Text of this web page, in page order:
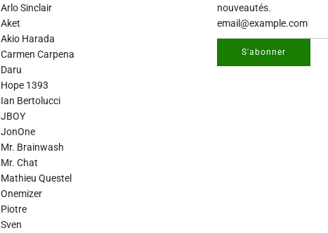
Arlo Sinclair
Aket
Akio Harada
Carmen Carpena
Daru
Hope 1393
Ian Bertolucci
JBOY
JonOne
Mr. Brainwash
Mr. Chat
Mathieu Questel
Onemizer
Piotre
Sven
nouveautés.
S'abonner